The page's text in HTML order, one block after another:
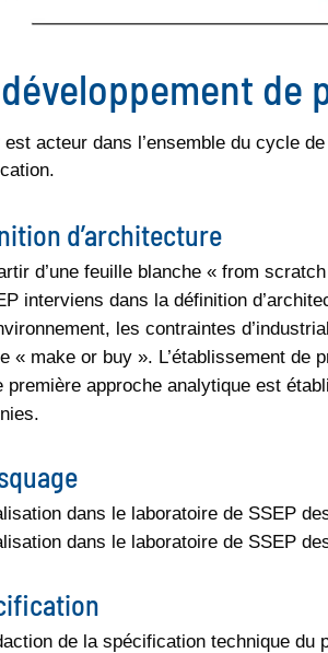
de
est acteur dans l’ensemble du cycle
d’architecture
d’une feuille blanche « from
interviens dans la définition
les contraintes
« make or buy ». L’établissement de
première approche analytique est
dans le laboratoire de SSEP
dans le laboratoire de SSEP
de la spécification technique du